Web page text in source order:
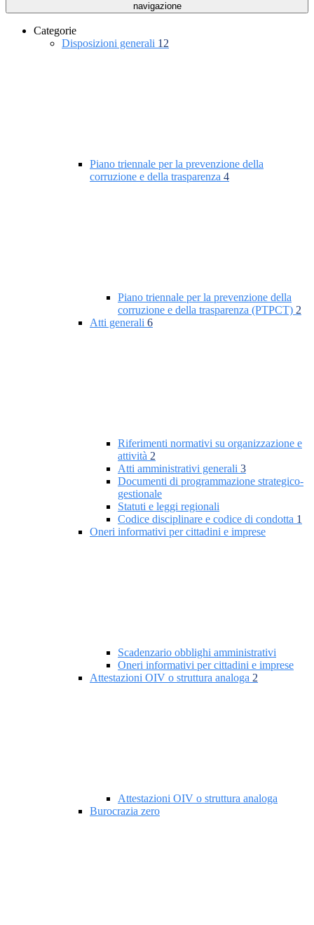
navigazione
Categorie
Disposizioni generali 12
Piano triennale per la prevenzione della
corruzione e della trasparenza 4
Piano triennale per la prevenzione della
corruzione e della trasparenza (PTPCT) 2
Atti generali 6
Riferimenti normativi su organizzazione e
attività 2
Atti amministrativi generali 3
Documenti di programmazione strategico-
gestionale
Statuti e leggi regionali
Codice disciplinare e codice di condotta 1
Oneri informativi per cittadini e imprese
Scadenzario obblighi amministrativi
Oneri informativi per cittadini e imprese
Attestazioni OIV o struttura analoga 2
Attestazioni OIV o struttura analoga
Burocrazia zero